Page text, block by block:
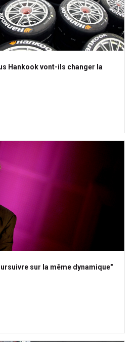
Hankook vont-ils changer la
sur la même dynamique"